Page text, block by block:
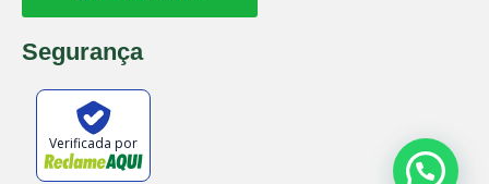
Segurança
Verificada por